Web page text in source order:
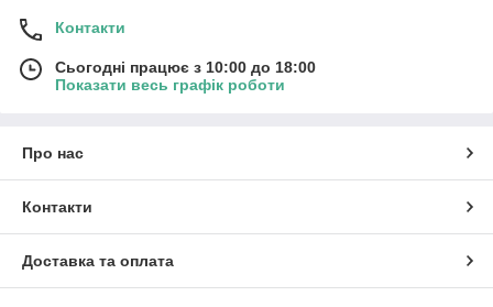
Контакти
Сьогодні працює з 10:00 до 18:00
Показати весь графік роботи
Про нас
Контакти
Доставка та оплата